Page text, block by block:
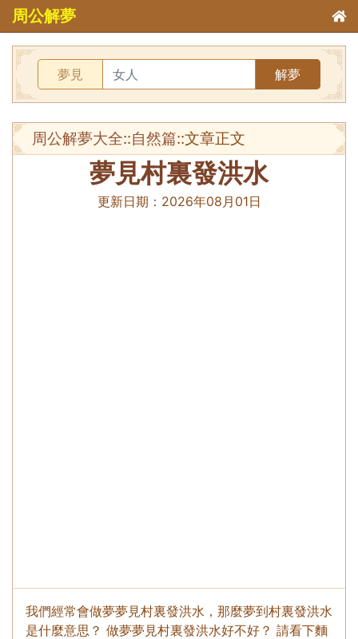
周公解夢
夢見 解夢
周公解夢大全::自然篇::文章正文
夢見村裏發洪水
更新日期： 2026年08月01日
我們經常會做夢夢見村裏發洪水，那麼夢到村裏發洪水
是什麼意思？ 做夢夢見村裏發洪水好不好？ 請看下麵